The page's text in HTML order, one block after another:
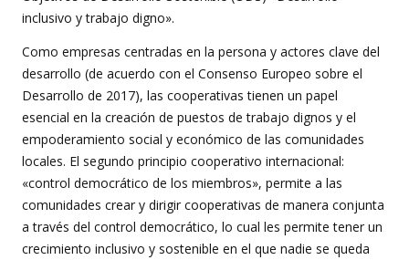
inclusivo y trabajo digno».
Como empresas centradas en la persona y actores clave del
desarrollo (de acuerdo con el Consenso Europeo sobre el
Desarrollo de 2017), las cooperativas tienen un papel
esencial en la creación de puestos de trabajo dignos y el
empoderamiento social y económico de las comunidades
locales. El segundo principio cooperativo internacional:
«control democrático de los miembros», permite a las
comunidades crear y dirigir cooperativas de manera conjunta
a través del control democrático, lo cual les permite tener un
crecimiento inclusivo y sostenible en el que nadie se queda